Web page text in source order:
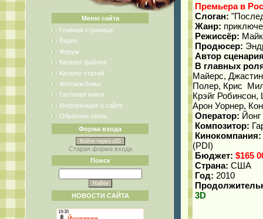
Меню сайта
Главная страница
Видео
Форум
Каталог файлов
Каталог статей
Фотоальбомы
Гостевая книга
Информация о сайте
Обратная связь
Форма входа
Войти через uID
Старая форма входа
Поиск
НОВОСТИ САЙТА
Премьера в
Слоган:
Жанр:
Режиссёр:
Продюсер:
Автор
В главных
Майерс,
Полер, Крис
Крэйг
Арон Уорнер,
Оператор:
Композитор:
Кинокомпания:
(PDI)
Бюджет: $165
Страна: США
Год: 2010
3D